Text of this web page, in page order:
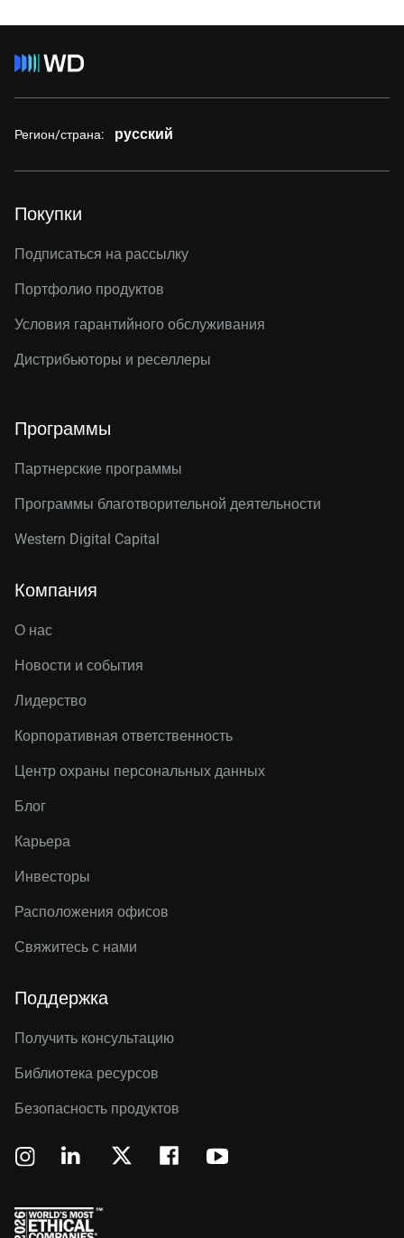
Регион/страна: русский
Покупки
Подписаться на рассылку
Портфолио продуктов
Условия гарантийного обслуживания
Дистрибьюторы и реселлеры
Программы
Партнерские программы
Программы благотворительной деятельности
Western Digital Capital
Компания
О нас
Новости и события
Лидерство
Корпоративная ответственность
Центр охраны персональных данных
Блог
Карьера
Инвесторы
Расположения офисов
Свяжитесь с нами
Поддержка
Получить консультацию
Библиотека ресурсов
Безопасность продуктов